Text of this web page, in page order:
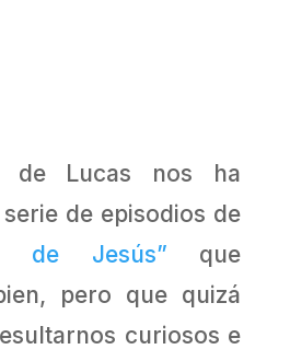
de Lucas nos ha
de episodios de
de Jesús” que
pero que quizá
curiosos e